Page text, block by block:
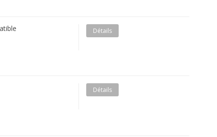
Détails
Détails